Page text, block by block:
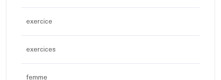
exercice
exercices
femme